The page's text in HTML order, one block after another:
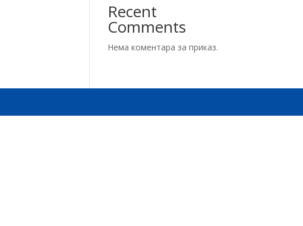
Recent
Comments
Нема коментара за приказ.